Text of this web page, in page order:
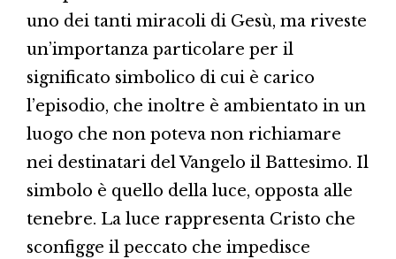
uno dei tanti miracoli di Gesù, ma riveste
un’importanza particolare per il
significato simbolico di cui è carico
l’episodio, che inoltre è ambientato in un
luogo che non poteva non richiamare
nei destinatari del Vangelo il Battesimo. Il
simbolo è quello della luce, opposta alle
tenebre. La luce rappresenta Cristo che
sconfigge il peccato che impedisce